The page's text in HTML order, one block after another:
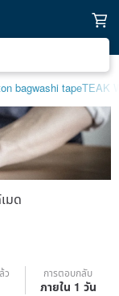
bagwashi tapeTEAK
มด
ว การตอบกลับ
ภายใน 1 วัน